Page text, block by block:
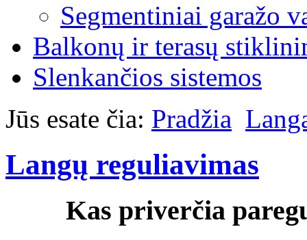
Segmentiniai garažo
Balkonų ir terasų
Slenkančios sistemos
Jūs esate čia: Pradžia
Langų reguliavimas
Kas priverčia